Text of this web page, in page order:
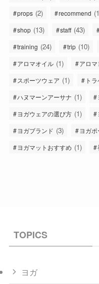
props (2) recommend
shop (13) staff (43)
training (24) trip (10)
アロマオイル (1) アロ
スポーツウェア (1) ト
ハヌマーンアーサナ (1)
ヨガウェアの選び方 (1)
ヨガブランド (3) ヨガ
ヨガマットおすすめ (1)
TOPICS
ヨガ